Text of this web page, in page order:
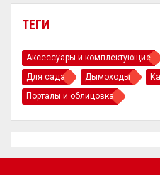
ТЕГИ
Аксессуары и комплектующие
Для сада
Дымоходы
Порталы и облицовка